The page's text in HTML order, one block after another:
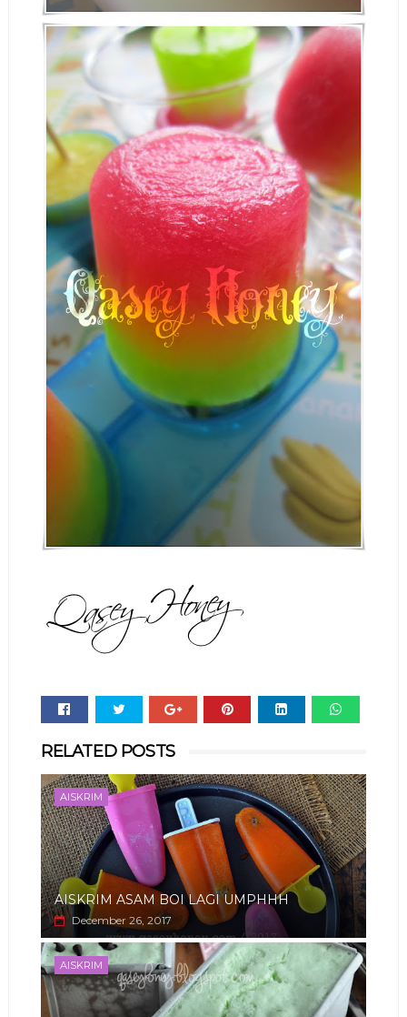
RELATED POSTS
AISKRIM
AISKRIM ASAM BOI LAGI UMPHHH
December 26, 2017
AISKRIM